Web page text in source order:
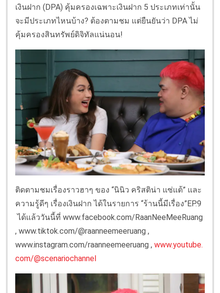
เงินฝาก (DPA) คุ้มครองเฉพาะเงินฝาก 5 ประเภทเท่านั้น
จะมีประเภทไหนบ้าง? ต้องตามชม แต่ยืนยันว่า DPA ไม่
คุ้มครองสินทรัพย์ดิจิทัลแน่นอน!
ติดตามชมเรื่องราวฮาๆ ของ “นินิว คริสติน่า แซ่แต้” และ
ความรู้ดีๆ เรื่องเงินฝาก ได้ในรายการ “ร้านนี้มีเรื่อง”EP.9
ได้แล้ววันนี้ที่ www.facebook.com/RaanNeeMeeRuang
, www.tiktok.com/@raanneemeeruang ,
www.instagram.com/raanneemeeruang , www.youtube.
com/@scenariochannel